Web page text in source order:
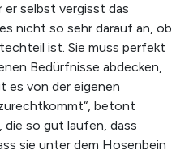
er selbst vergisst das
nicht so sehr darauf an, ob
ist. Sie muss perfekt
Bedürfnisse abdecken,
es von der eigenen
betont
die so gut laufen, dass
sie unter dem Hosenbein